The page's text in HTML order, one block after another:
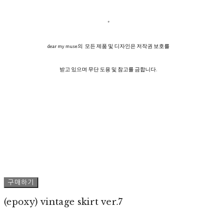
*
dear my muse의 모든 제품 및 디자인은 저작권 보호를
받고 있으며 무단 도용 및 참고를 금합니다.
구매하기
(epoxy) vintage skirt ver.7